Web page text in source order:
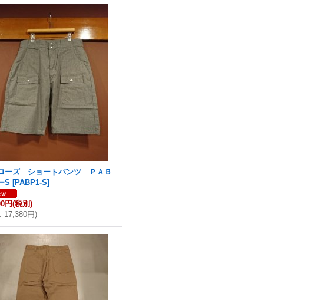
ーズ ショートパンツ ＰＡＢ
S [PABP1-S]
円(税別)
: 17,380円)